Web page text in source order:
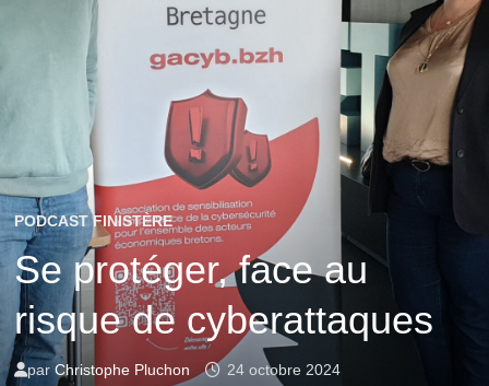
PODCAST FINISTÈRE
Se protéger, face au
risque de cyberattaques
par Christophe Pluchon 24 octobre 2024